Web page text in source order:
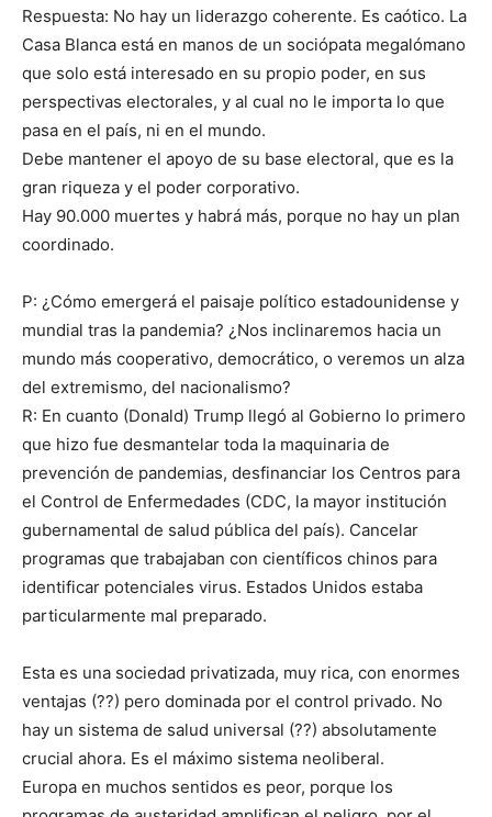
Respuesta: No hay un liderazgo coherente. Es caótico. La
Casa Blanca está en manos de un sociópata megalómano
que solo está interesado en su propio poder, en sus
perspectivas electorales, y al cual no le importa lo que
pasa en el país, ni en el mundo.
Debe mantener el apoyo de su base electoral, que es la
gran riqueza y el poder corporativo.
Hay 90.000 muertes y habrá más, porque no hay un plan
coordinado.
P: ¿Cómo emergerá el paisaje político estadounidense y
mundial tras la pandemia? ¿Nos inclinaremos hacia un
mundo más cooperativo, democrático, o veremos un alza
del extremismo, del nacionalismo?
R: En cuanto (Donald) Trump llegó al Gobierno lo primero
que hizo fue desmantelar toda la maquinaria de
prevención de pandemias, desfinanciar los Centros para
el Control de Enfermedades (CDC, la mayor institución
gubernamental de salud pública del país). Cancelar
programas que trabajaban con científicos chinos para
identificar potenciales virus. Estados Unidos estaba
particularmente mal preparado.
Esta es una sociedad privatizada, muy rica, con enormes
ventajas (??) pero dominada por el control privado. No
hay un sistema de salud universal (??) absolutamente
crucial ahora. Es el máximo sistema neoliberal.
Europa en muchos sentidos es peor, porque los